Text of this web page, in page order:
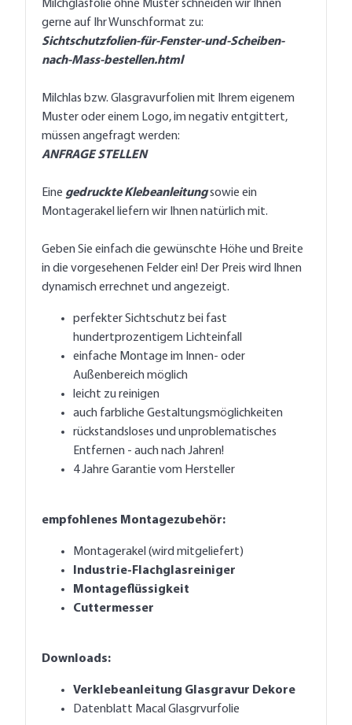
Milchglasfolie ohne Muster schneiden wir Ihnen
gerne auf Ihr Wunschformat zu:
Sichtschutzfolien-für-Fenster-und-Scheiben-
Milchlas bzw. Glasgravurfolien mit Ihrem eigenem
Muster oder einem Logo, im negativ entgittert,
müssen angefragt werden:
Einegedruckte Klebeanleitungsowie ein
Geben Sie einfach die gewünschte Höhe und Breite
in die vorgesehenen Felder ein! Der Preis wird Ihnen
perfekter Sichtschutz bei fast
hundertprozentigem Lichteinfall
einfache Montage im Innen- oder
Außenbereich möglich
leicht zu reinigen
auch farbliche Gestaltungsmöglichkeiten
rückstandsloses und unproblematisches
Entfernen - auch nach Jahren!
Montagerakel (wird mitgeliefert)
Industrie-Flachglasreiniger
Montageflüssigkeit
Verklebeanleitung Glasgravur Dekore